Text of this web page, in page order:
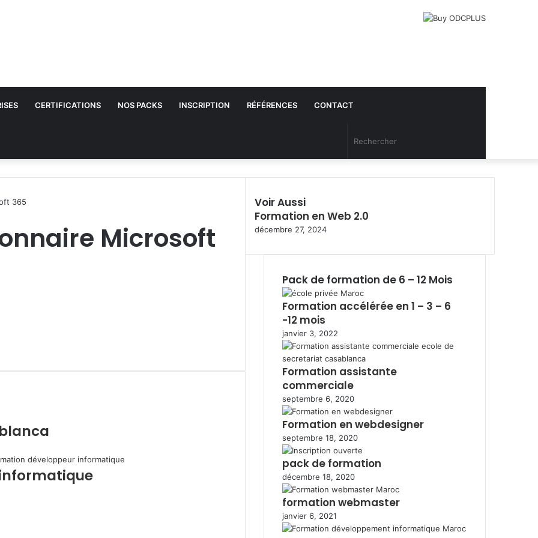
CERTIFICATIONS NOS PACKS INSCRIPTION RÉFÉRENCES CONTACT
Article
Aléatoire
365
Microsoft
Voir Aussi
F
e
m
Formation en Web 2.0
décembre 27, 2024
Pack de formation de 6 – 12 Mois
Formation accélérée en 1 – 3 – 6
-12 mois
janvier 3, 2022
Formation assistante
commerciale
septembre 6, 2020
Formation en webdesigner
septembre 18, 2020
pack de formation
décembre 18, 2020
formation webmaster
janvier 6, 2021